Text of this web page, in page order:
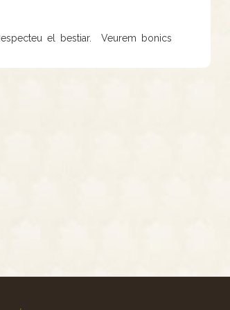
el bestiar. Veurem bonics